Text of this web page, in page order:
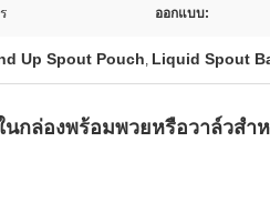
ออกแบบ:
Up Spout Pouch, Liquid Spout
นกล่องพร้อมพวยหรือวาล์วสำ